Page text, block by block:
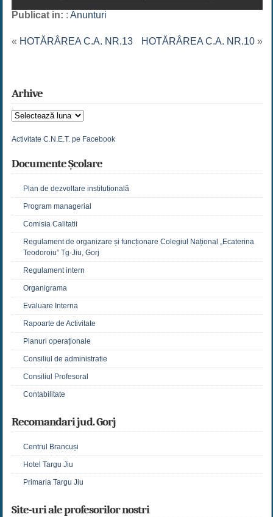
Publicat in: : Anunturi
« HOTĂRÂREA C.A. NR.13 HOTĂRÂREA C.A. NR.10 »
Arhive
Arhive
Activitate C.N.E.T. pe Facebook
Documente Școlare
Plan de dezvoltare institutională
Program managerial
Comisia Calitatii
Regulament de organizare și funcționare Colegiul Național „Ecaterina
Teodoroiu” Tg-Jiu, Gorj
Regulament intern
Organigrama
Evaluare Interna
Rapoarte de Activitate
Planuri operaționale
Consiliul de administratie
Consiliul Profesoral
Contabilitate
Recomandari jud. Gorj
Centrul Brancuși
Hotel Targu Jiu
Primaria Targu Jiu
Site-uri ale profesorilor nostri